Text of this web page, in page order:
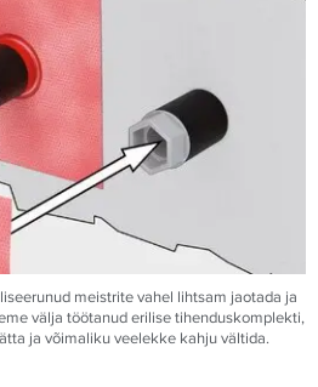
meistrite vahel lihtsam jaotada ja
välja töötanud erilise tihenduskomplekti,
ja võimaliku veelekke kahju vältida.